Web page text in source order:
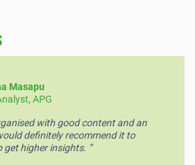
pMasapu
APG
with good content and an
definitely recommend it to
higher insights. ”